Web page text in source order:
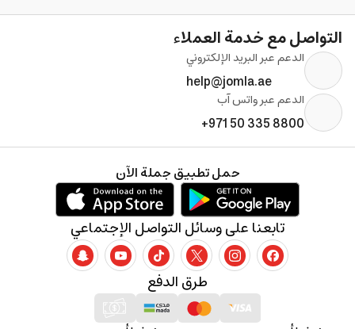
التواصل مع خدمة العملاء
الدعم عبر البريد الإلكتروني
help@jomla.ae
الدعم عبر واتس آب
+971 50 335 8800
طرق الدفع
تابعنا على وسائل التواصل الإجتماعي
حمل تطبيق جملة الآن